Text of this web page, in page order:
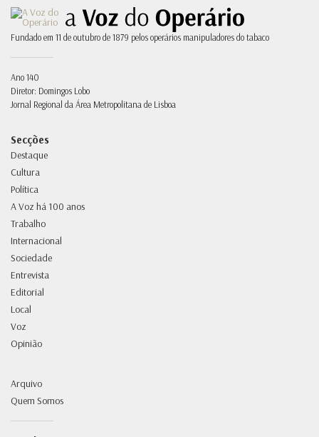
Fundado em 11 de outubro de 1879 pelos operários manipuladores do tabaco
Ano 140
Diretor: Domingos Lobo
Jornal Regional da Área Metropolitana de Lisboa
Secções
Destaque
Cultura
Política
A Voz há 100 anos
Trabalho
Internacional
Sociedade
Entrevista
Editorial
Local
Voz
Opinião
Arquivo
Quem Somos